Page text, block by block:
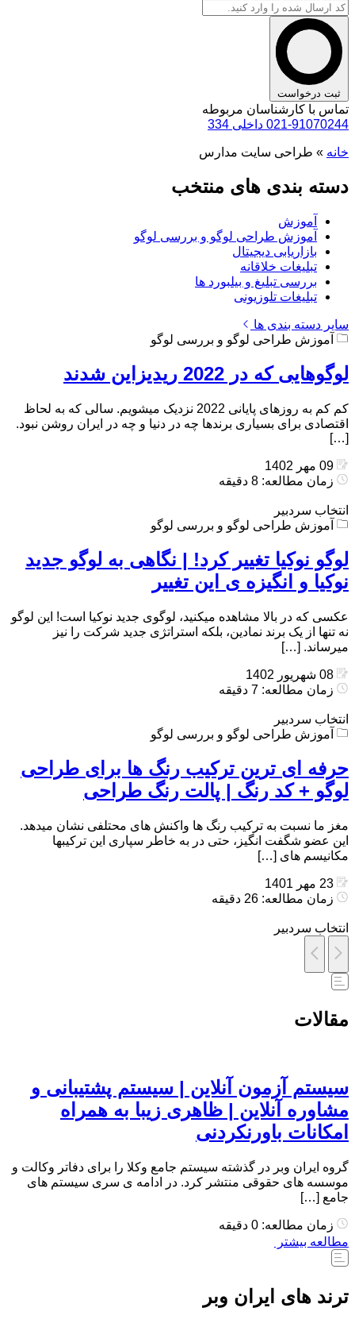
ثبت درخواست
تماس با کارشناسان مربوطه
021-91070244 داخلی 334
خانه » طراحی سایت مدارس
دسته بندی های منتخب
آموزش
آموزش طراحی لوگو و بررسی لوگو
بازاریابی دیجیتال
تبلیغات خلاقانه
بررسی تبلیغ و بیلبورد ها
تبلیغات تلوزیونی
سایر دسته بندی ها
آموزش طراحی لوگو و بررسی لوگو
لوگوهایی که در 2022 ریدیزاین شدند
کم کم به روزهای پایانی 2022 نزدیک میشویم. سالی که به لحاظ
اقتصادی برای بسیاری برندها چه در دنیا و چه در ایران روشن نبود.
[…]
زمان مطالعه: 8 دقیقه
انتخاب سردبیر
آموزش طراحی لوگو و بررسی لوگو
لوگو نوکیا تغییر کرد! | نگاهی به لوگو جدید
نوکیا و انگیزه ی این تغییر
عکسی که در بالا مشاهده میکنید، لوگوی جدید نوکیا است! این لوگو
نه تنها از یک برند نمادین، بلکه استراتژی جدید شرکت را نیز
میرساند. […]
زمان مطالعه: 7 دقیقه
انتخاب سردبیر
آموزش طراحی لوگو و بررسی لوگو
حرفه ای ترین ترکیب رنگ ها برای طراحی
لوگو + کد رنگ | پالت رنگ طراحی
مغز ما نسبت به ترکیب رنگ ها واکنش های محتلفی نشان میدهد.
این عضو شگفت انگیز، حتی در به خاطر سپاری این ترکیبها
مکانیسم های […]
زمان مطالعه: 26 دقیقه
انتخاب سردبیر
مقالات
سیستم آزمون آنلاین | سیستم پشتیبانی و
مشاوره آنلاین | ظاهری زیبا به همراه
امکانات باورنکردنی
گروه ایران وبر در گذشته سیستم جامع وکلا را برای دفاتر وکالت و
موسسه های حقوقی منتشر کرد. در ادامه ی سری سیستم های
جامع […]
زمان مطالعه: 0 دقیقه
مطالعه بیشتر
ترند های ایران وبر